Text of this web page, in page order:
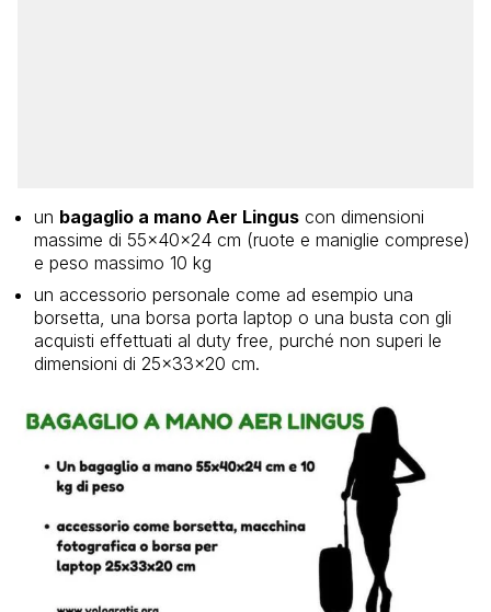
un bagaglio a mano Aer Lingus con dimensioni
massime di 55x40x24 cm (ruote e maniglie comprese)
e peso massimo 10 kg
un accessorio personale come ad esempio una
borsetta, una borsa porta laptop o una busta con gli
acquisti effettuati al duty free, purché non superi le
dimensioni di 25x33x20 cm.